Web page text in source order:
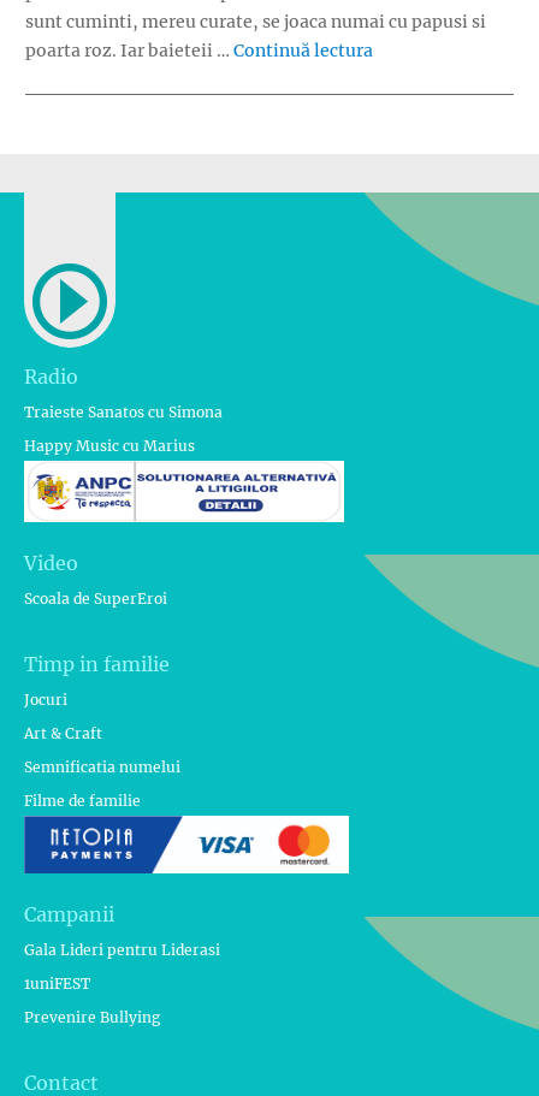
sunt cuminti, mereu curate, se joaca numai cu papusi si
poarta roz. Iar baieteii … Continuă lectura
Radio
Traieste Sanatos cu Simona
Happy Music cu Marius
Video
Scoala de SuperEroi
Timp in familie
Jocuri
Art & Craft
Semnificatia numelui
Filme de familie
Campanii
Gala Lideri pentru Liderasi
1uniFEST
Prevenire Bullying
Contact